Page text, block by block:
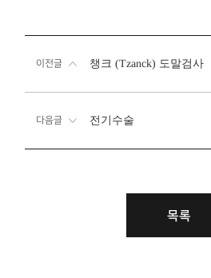
이전글 챙크 (Tzanck) 도말검사
다음글 전기수술
목록